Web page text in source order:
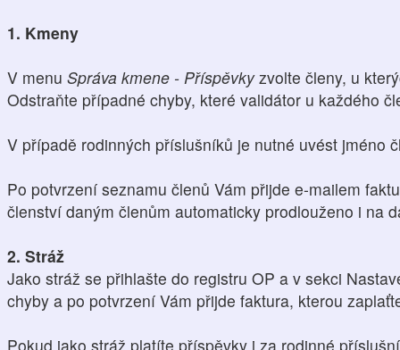
1. Kmeny
V menu Správa kmene - Příspěvkyzvolte členy, u
Odstraňte případné chyby, které validátor u každého
V případě rodinných příslušníků je nutné uvést jméno
Po potvrzení seznamu členů Vám přijde e-mailem
členství daným členům automaticky prodlouženo i na
2. Stráž
Jako stráž se přihlašte do registru OP a v sekci
chyby a po potvrzení Vám přijde faktura, kterou
Pokud jako stráž platíte příspěvky i za rodinné